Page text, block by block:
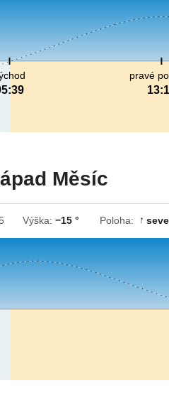
pravé
Měsíc
Výška:−15 ° Poloha: ↓